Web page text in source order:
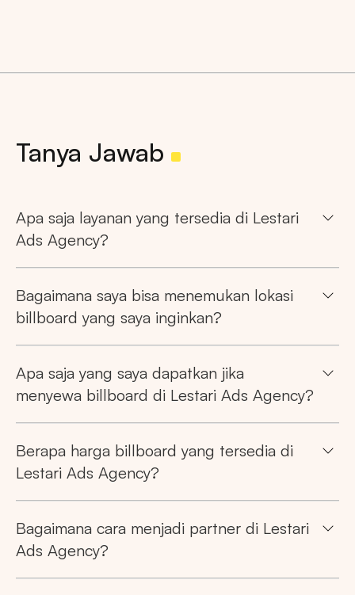
Tanya Jawab
Apa saja layanan yang tersedia di Lestari
Ads Agency?
Bagaimana saya bisa menemukan lokasi
billboard yang saya inginkan?
Apa saja yang saya dapatkan jika
menyewa billboard di Lestari Ads Agency?
Berapa harga billboard yang tersedia di
Lestari Ads Agency?
Bagaimana cara menjadi partner di Lestari
Ads Agency?